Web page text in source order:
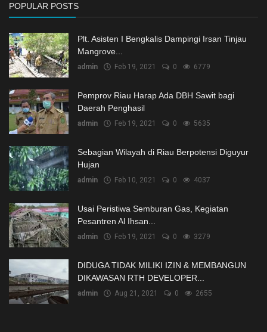
POPULAR POSTS
Plt. Asisten I Bengkalis Dampingi Irsan Tinjau
Mangrove...
admin Feb 19, 2021 0 6779
Pemprov Riau Harap Ada DBH Sawit bagi
Daerah Penghasil
admin Feb 19, 2021 0 5635
Sebagian Wilayah di Riau Berpotensi Diguyur
Hujan
admin Feb 10, 2021 0 4037
Usai Peristiwa Semburan Gas, Kegiatan
Pesantren Al Ihsan...
admin Feb 19, 2021 0 3279
DIDUGA TIDAK MILIKI IZIN & MEMBANGUN
DIKAWASAN RTH DEVELOPER...
admin Aug 21, 2021 0 2655